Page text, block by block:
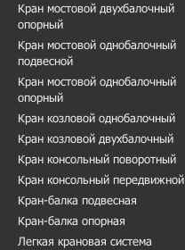
Кран мостовой двухбалочный
опорный
Кран мостовой однобалочный
подвесной
Кран мостовой однобалочный
опорный
Кран козловой однобалочный
Кран козловой двухбалочный
Кран консольный поворотный
Кран консольный передвижной
Кран-балка подвесная
Кран-балка опорная
Легкая крановая система